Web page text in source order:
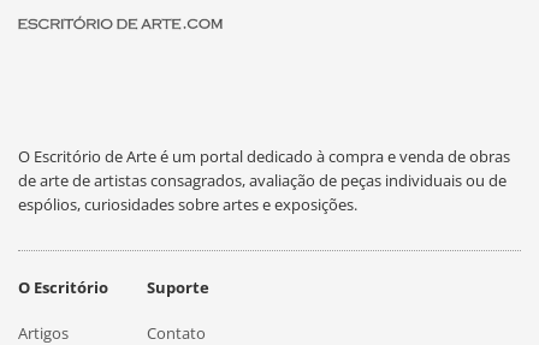
O Escritório de Arte é um portal dedicado à compra e venda de obras
de arte de artistas consagrados, avaliação de peças individuais ou de
espólios, curiosidades sobre artes e exposições.
O Escritório
Artigos
Suporte
Contato